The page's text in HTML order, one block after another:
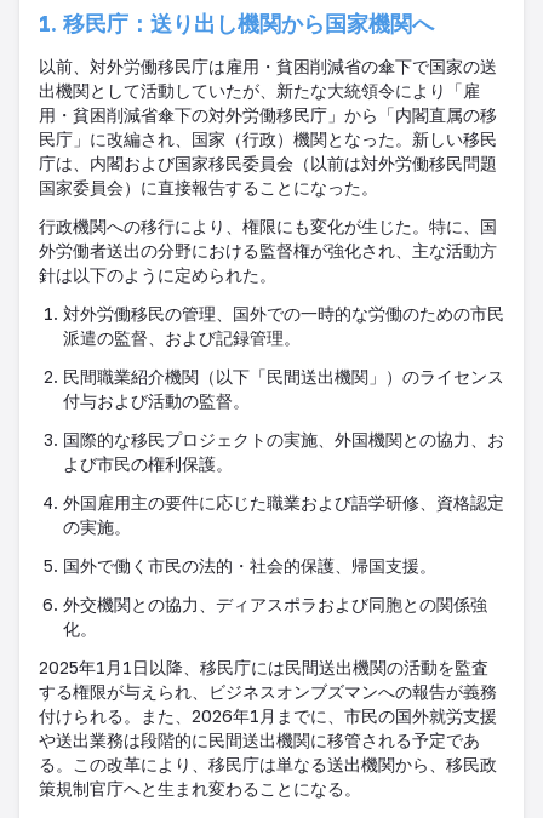
1. 移民庁：送り出し機関から国家機関へ
以前、対外労働移民庁は雇用・貧困削減省の傘下で国家の送
出機関として活動していたが、新たな大統領令により「雇
用・貧困削減省傘下の対外労働移民庁」から「内閣直属の移
民庁」に改編され、国家（行政）機関となった。新しい移民
庁は、内閣および国家移民委員会（以前は対外労働移民問題
国家委員会）に直接報告することになった。
行政機関への移行により、権限にも変化が生じた。特に、国
外労働者送出の分野における監督権が強化され、主な活動方
針は以下のように定められた。
対外労働移民の管理、国外での一時的な労働のための市民
派遣の監督、および記録管理。
民間職業紹介機関（以下「民間送出機関」）のライセンス
付与および活動の監督。
国際的な移民プロジェクトの実施、外国機関との協力、お
よび市民の権利保護。
外国雇用主の要件に応じた職業および語学研修、資格認定
の実施。
国外で働く市民の法的・社会的保護、帰国支援。
外交機関との協力、ディアスポラおよび同胞との関係強
化。
2025年1 月 1日以降、移民庁には民間送出機関の活動を監査
する権限が与えられ、ビジネスオンブズマンへの報告が義務
付けられる。また、 2026年1 月までに、市民の国外就労支援
や送出業務は段階的に民間送出機関に移管される予定であ
る。この改革により、移民庁は単なる送出機関から、移民政
策規制官庁へと生まれ変わることになる。